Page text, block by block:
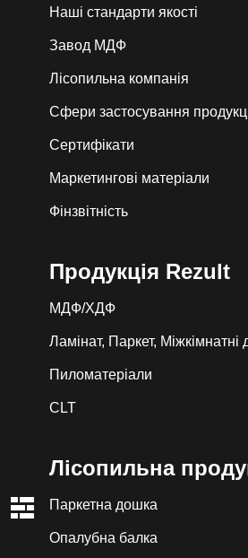
Наші стандарти якості
Завод МДФ
Лiсопильна компанія
Сфери застосування
Сертифікати
Маркетингові матеріали
Фінзвітність
Продукція Rezult
МДФ/ХДФ
Ламінат, Паркет, Міжкімнатні
Пиломатеріали
CLT
Лiсопильна
Паркетна дошка
Опалубна балка